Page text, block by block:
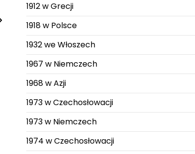
1912 w Grecji
1918 w Polsce
1932 we Włoszech
1967 w Niemczech
1968 w Azji
1973 w Czechosłowacji
1973 w Niemczech
1974 w Czechosłowacji